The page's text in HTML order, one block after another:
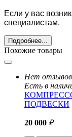
Если у вас
специалистам.
Подробнее...
Похожие товары
Нет отзывов
Есть в
ПОДВЕСКИ
20 000 ₽